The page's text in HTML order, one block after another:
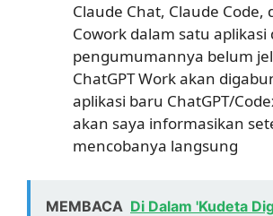
Claude Chat, Claude Code,
Cowork dalam satu aplikasi
pengumumannya belum
ChatGPT Work akan
aplikasi baru ChatGPT/
akan saya informasikan
mencobanya langsung
MEMBACA Di Dalam 'Kudeta